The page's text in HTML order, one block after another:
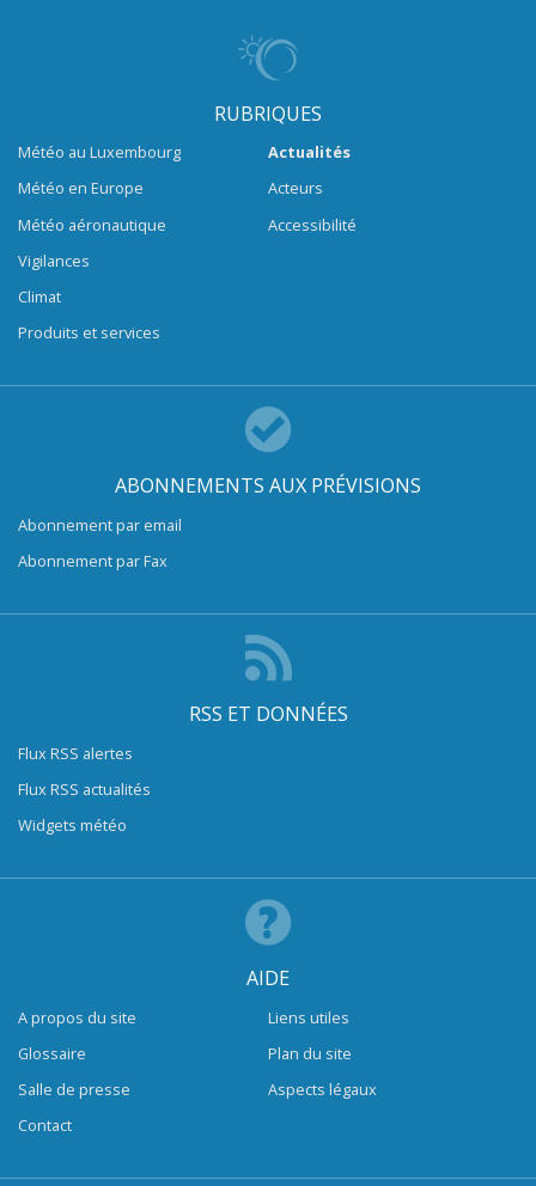
RUBRIQUES
Météo au Luxembourg
Météo en Europe
Météo aéronautique
Vigilances
Climat
Produits et services
Actualités
Acteurs
Accessibilité
ABONNEMENTS AUX PRÉVISIONS
Abonnement par email
Abonnement par Fax
RSS ET DONNÉES
Flux RSS alertes
Flux RSS actualités
Widgets météo
AIDE
A propos du site
Glossaire
Salle de presse
Contact
Liens utiles
Plan du site
Aspects légaux